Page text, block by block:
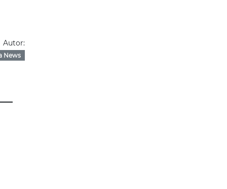
Autor:
News